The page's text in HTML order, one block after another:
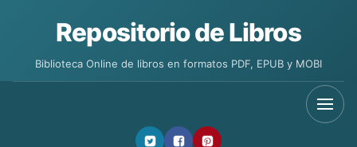
Repositorio de Libros
Biblioteca Online de libros en formatos PDF, EPUB y MOBI